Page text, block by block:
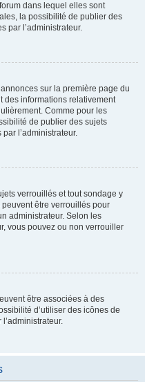
dans lequel elles sont
la possibilité de publier des
par l’administrateur.
sur la première page du
des informations relativement
Comme pour les
de publier des sujets
l’administrateur.
verrouillés et tout sondage y
être verrouillés pour
administrateur. Selon les
vous pouvez ou non verrouiller
être associées à des
d’utiliser des icônes de